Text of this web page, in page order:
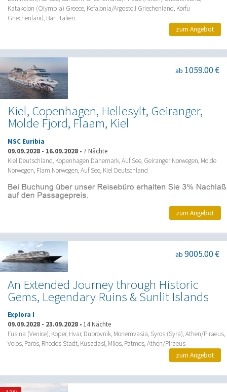
Katakolon (Olympia) Greece, Kefalonia/Argostoli Griechenland, Korfu
Griechenland, Bari Italien
zum Angebot
Kiel, Copenhagen, Hellesylt, Geiranger,
Molde Fjord, Flaam, Kiel
ab 1059.00 €
MSC Euribia
09.09.2028 - 16.09.2028 • 7 Nächte
Kiel Deutschland, Kopenhagen Dänemark, Auf See, Geiranger Norwegen, Molde
Norwegen, Flam Norwegen, Auf See, Kiel Deutschland
zum Angebot
An Extended Journey through Historic
Gems, Legendary Ruins & Sunlit Islands
ab 9005.00 €
Explora I
09.09.2028 - 23.09.2028 • 14 Nächte
Fusina (Venice), Koper, Hvar, Dubrovnik, Monemvasia, Syros (Syra), Athen/Piraeus,
Volos, Paros, Rhodos Stadt, Kusadasi, Milos, Patmos, Athen/Piraeus
zum Angebot